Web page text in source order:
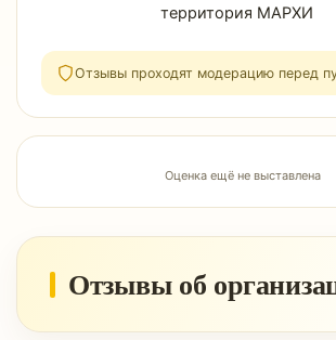
территория МАРХИ
Отзывы проходят модерацию перед
Оценка ещё не выставлена
Отзывы об